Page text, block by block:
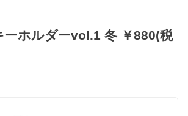
ーホルダーvol.1 冬 ￥880(税